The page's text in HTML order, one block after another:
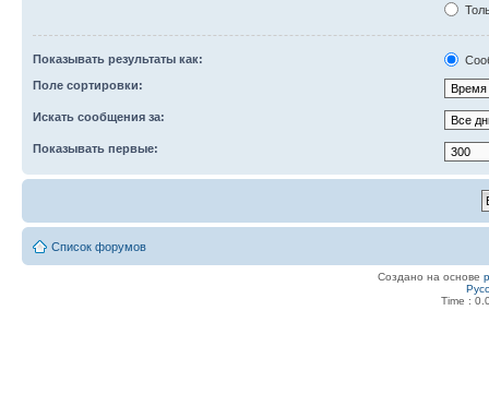
Показывать результаты как:
Поле сортировки:
Искать сообщения за:
Показывать первые:
Список форумов
Создано на основе
Time :